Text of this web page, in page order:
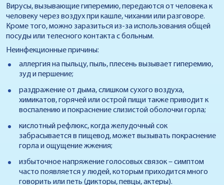
Вирусы, вызывающие гиперемию, передаются от человека к
человеку через воздух при кашле, чихании или разговоре.
Кроме того, можно заразиться из-за использования общей
посуды или телесного контакта с больным.
Неинфекционные причины:
аллергия на пыльцу, пыль, плесень вызывает гиперемию,
зуд и першение;
раздражение от дыма, слишком сухого воздуха,
химикатов, горячей или острой пищи также приводит к
воспалению и покраснение слизистой оболочки горла;
кислотный рефлюкс, когда желудочный сок
забрасывается в пищевод, может вызывать покраснение
горла и ощущение жжения;
избыточное напряжение голосовых связок – симптом
часто появляется у людей, которым приходится много
говорить или петь (дикторы, певцы, актеры).